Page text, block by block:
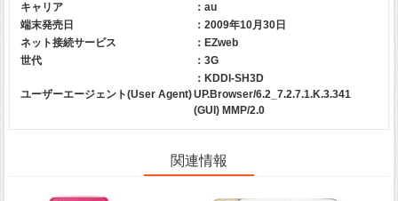
キャリア
： au
端末発売日
：2009年10月30日
ネット接続サービス
：EZweb
世代
：3G
ユーザーエージェント(User Agent)
：KDDI-SH3D
UP.Browser/6.2_7.2.7.1.K.3.341
(GUI) MMP/2.0
関連情報